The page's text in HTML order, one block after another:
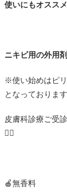
使いにもオススメ
ニキビ用の外用
※使い始めはピ
となっております
皮膚科診療ご受
👨‍⚕
🍎無香料